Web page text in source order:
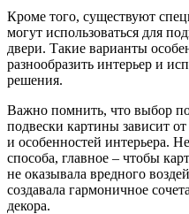
Кроме того, существуют
могут использоваться для
двери. Такие варианты
разнообразить интерьер и
решения.
Важно помнить, что выбор
подвески картины зависит
и особенностей интерьера.
способа, главное – чтобы
не оказывала вредного
создавала гармоничное
декора.